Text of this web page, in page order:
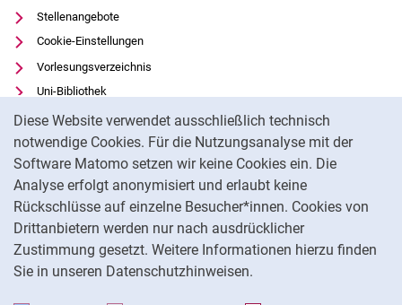
Diese Website verwendet ausschließlich technisch
notwendige Cookies. Für die Nutzungsanalyse mit der
Software Matomo setzen wir keine Cookies ein. Die
Analyse erfolgt anonymisiert und erlaubt keine
Rückschlüsse auf einzelne Besucher*innen. Cookies von
Drittanbietern werden nur nach ausdrücklicher
Zustimmung gesetzt. Weitere Informationen hierzu finden
Sie in unseren Datenschutzhinweisen.
Stellenangebote
Cookie-Einstellungen
Vorlesungsverzeichnis
Uni-Bibliothek
Moodle
Panopto
Datenschutz
Barrierefreiheit
Transparenter KI-Einsatz